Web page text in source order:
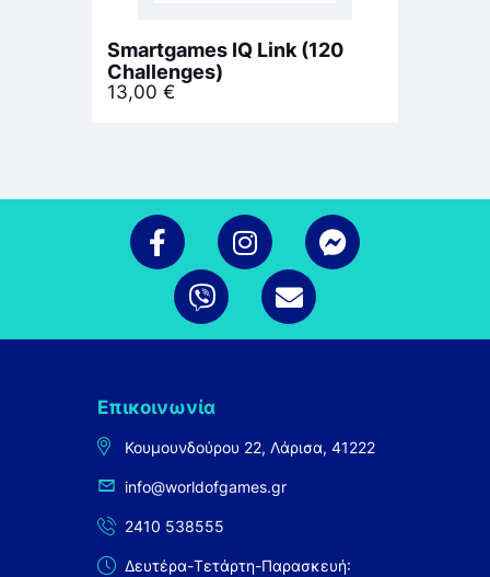
Smartgames IQ Link (120
Challenges)
13,00 €
Επικοινωνία
Κουμουνδούρου 22, Λάρισα, 41222
info@worldofgames.gr
2410 538555
Δευτέρα-Τετάρτη-Παρασκευή: